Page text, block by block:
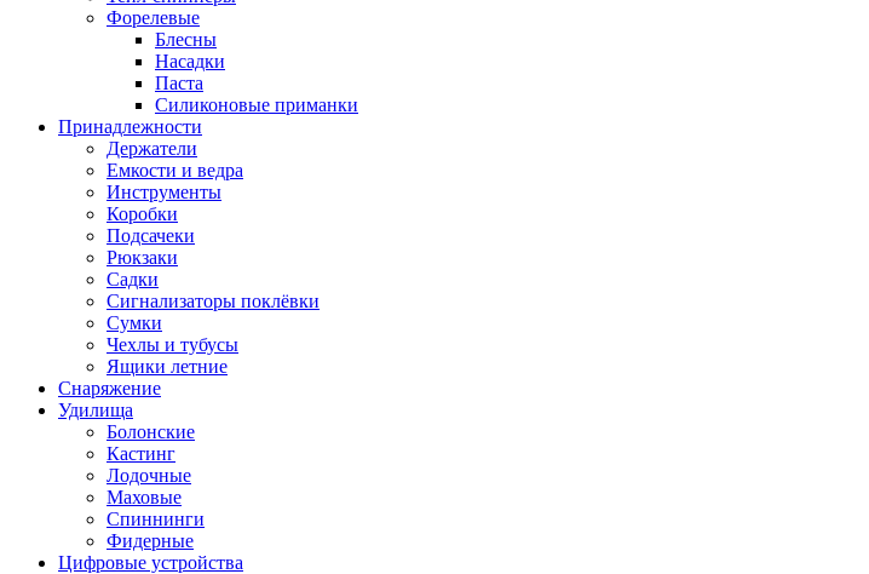
Форелевые
Блесны
Насадки
Паста
Силиконовые приманки
Принадлежности
Держатели
Емкости и ведра
Инструменты
Коробки
Подсачеки
Рюкзаки
Садки
Сигнализаторы поклёвки
Сумки
Чехлы и тубусы
Ящики летние
Снаряжение
Удилища
Болонские
Кастинг
Лодочные
Маховые
Спиннинги
Фидерные
Цифровые устройства